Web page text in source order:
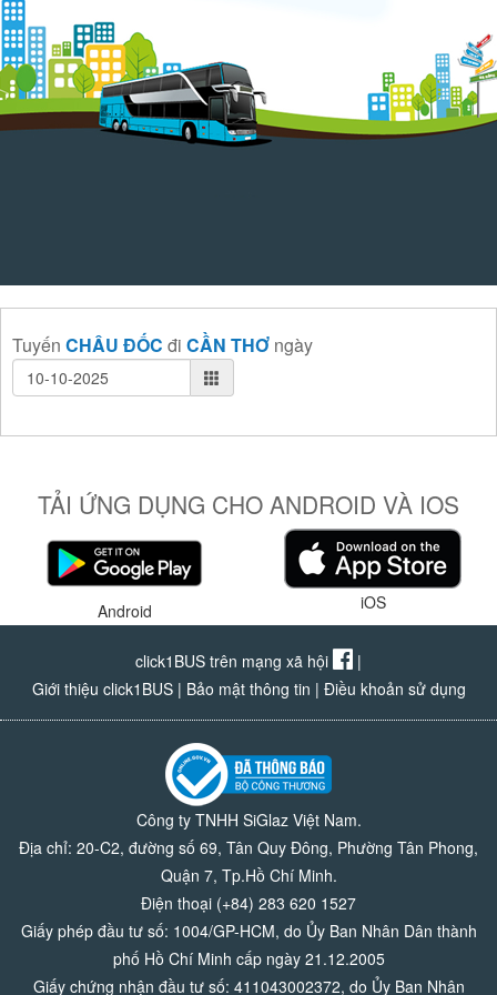
Tuyến CHÂU ĐỐC đi CẦN THƠ ngày
TẢI ỨNG DỤNG CHO ANDROID VÀ IOS
Android iOS
click1BUS trên mạng xã hội
|
Giới thiệu click1BUS| Bảo mật thông tin | Điều khoản sử dụng
Công ty TNHH SiGlaz Việt Nam.
Địa chỉ: 20-C2, đường số 69, Tân Quy Đông, Phường Tân Phong,
Quận 7, Tp.Hồ Chí Minh.
Điện thoại (+84) 283 620 1527
Giấy phép đầu tư số: 1004/GP-HCM, do Ủy Ban Nhân Dân thành
phố Hồ Chí Minh cấp ngày 21.12.2005
Giấy chứng nhận đầu tư số: 411043002372, do Ủy Ban Nhân